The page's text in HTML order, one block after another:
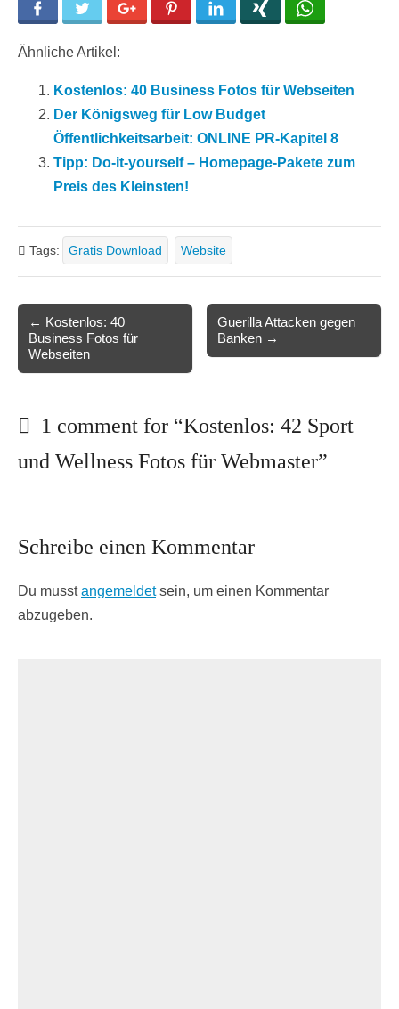
Facebook Twitter Google+ Pinterest LinkedIn
Ähnliche Artikel:
Kostenlos: 40 Business Fotos für Webseiten
Der Königsweg für Low Budget
Öffentlichkeitsarbeit: ONLINE PR-Kapitel 8
Tipp: Do-it-yourself – Homepage-Pakete zum
Preis des Kleinsten!
Tags: Gratis Download Website
navigation
← Kostenlos: 40
Business Fotos für
Webseiten
Guerilla Attacken gegen
Banken →
1 comment for “Kostenlos: 42 Sport
und Wellness Fotos für Webmaster”
Schreibe einen Kommentar
Du musstangemeldetsein, um einen Kommentar
abzugeben.